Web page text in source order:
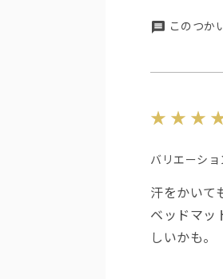
このつか
バリエーショ
汗をかいて
ベッドマッ
しいかも。